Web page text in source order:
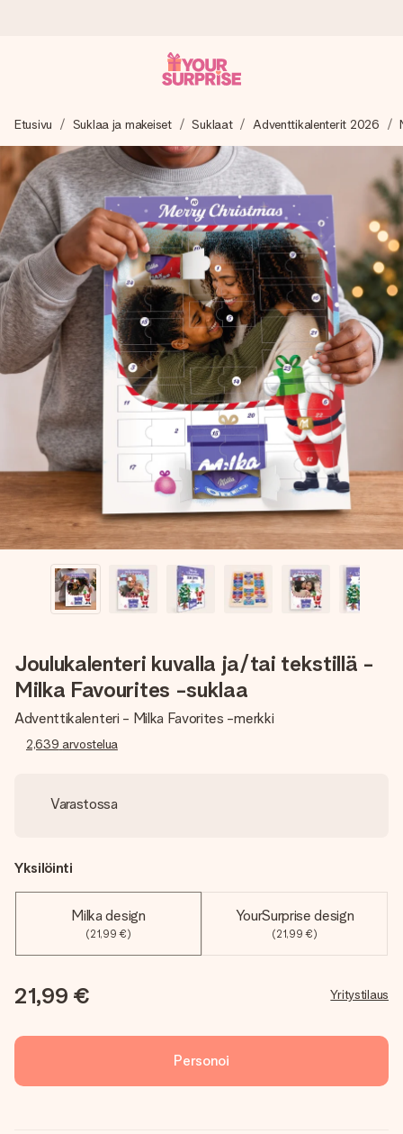
Valmistamme lahjasi huolella ja lähetämme sen hetkessä,
jotta voit antaa sen juuri oikeaan aikaan, kun sillä on eniten
merkitystä.
4,8 (+15 000 arvostelun perusteella)
Lahjamme inspiroivat. Asiakkaiden arvosana on 4,8 Google
Reviewsissä.
Ilmainen tervehdyskortti
Tilaa tänään – personoitu lahja valmistuu ja lähtee matkaan
nopeammin kuin ehdit sanoa “yllätys!”
Etusivu Suklaa ja makeiset Suklaat Adventtikalenterit 2026
Joulukalenteri kuvalla ja/tai tekstillä -
Milka Favourites -suklaa
Adventtikalenteri - Milka Favorites -merkki
2,639 arvostelua
Varastossa
Yksilöinti
Milka design
(21,99 €)
YourSurprise design
(21,99 €)
21,99 € Yritystilaus
Personoi